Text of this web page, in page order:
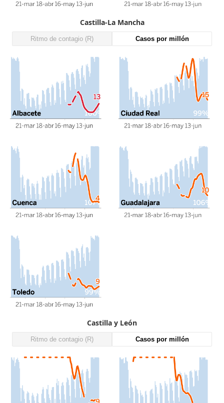
Castilla-La Mancha
Ritmo de contagio (R) Casos por millón
Castilla y León
Ritmo de contagio (R) Casos por millón